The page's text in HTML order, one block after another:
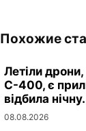
Похожие
Летіли дрони,
С-400, є
відбила
08.08.2026